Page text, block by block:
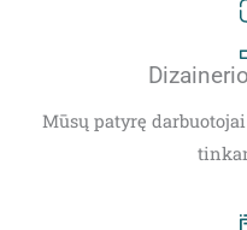
Mūsų patyrę